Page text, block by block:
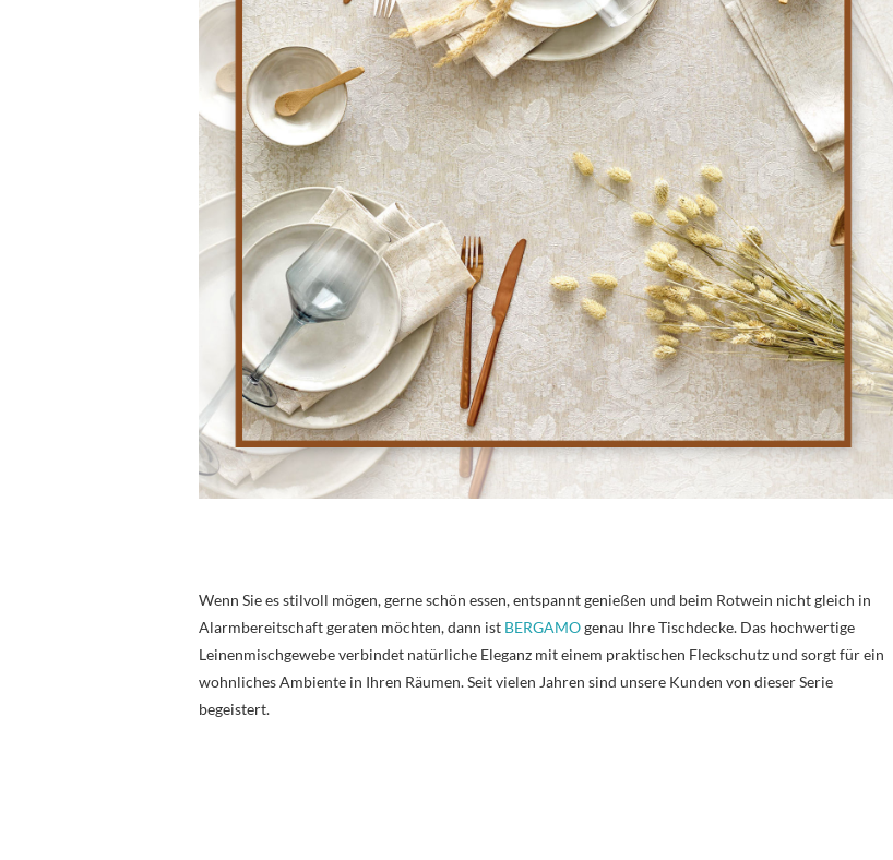
Wenn Sie es stilvoll mögen, gerne schön essen, entspannt genießen und beim Rotwein nicht gleich in
Alarmbereitschaft geraten möchten, dann ist BERGAMOgenau Ihre Tischdecke. Das hochwertige
Leinenmischgewebe verbindet natürliche Eleganz mit einem praktischen Fleckschutz und sorgt für ein
wohnliches Ambiente in Ihren Räumen. Seit vielen Jahren sind unsere Kunden von dieser Serie
begeistert.